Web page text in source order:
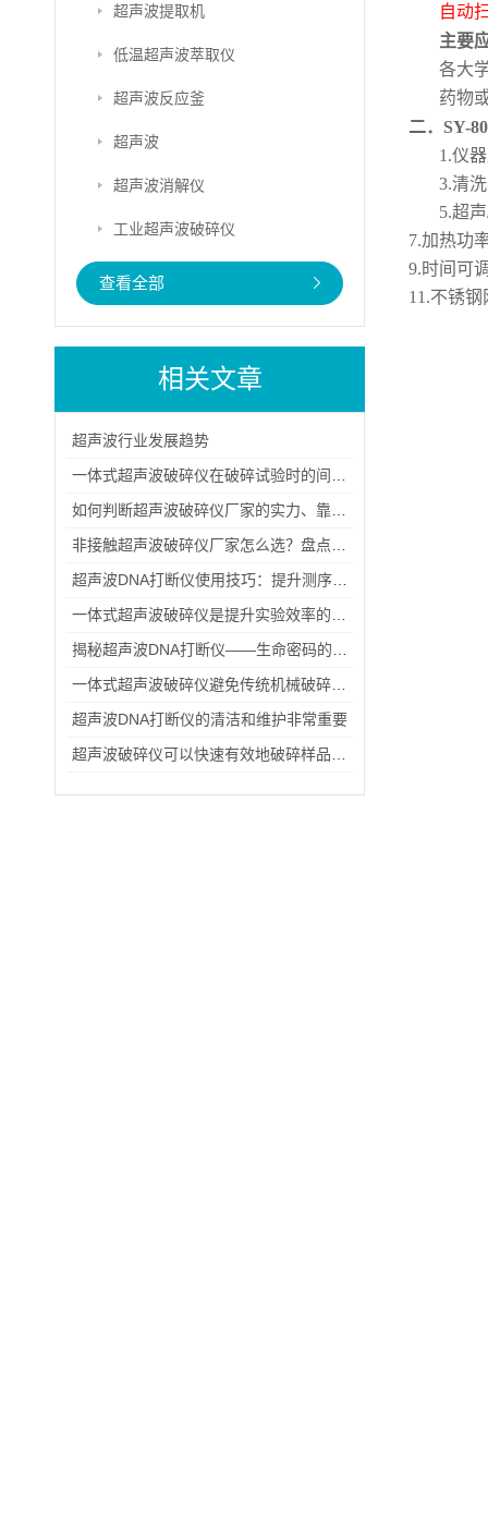
超声波提取机
低温超声波萃取仪
超声波反应釜
超声波
超声波消解仪
工业超声波破碎仪
查看全部
相关文章
超声波行业发展趋势
超声波DNA打断仪的清洁和维护非常重要
自动
主要
各大
药物
二．SY-
1.仪
3.清洗
5.超声
7.加热功
9.时间可
11.不锈钢